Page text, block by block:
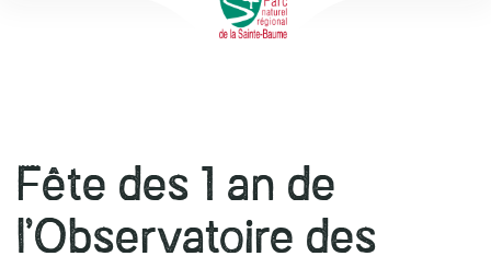
Fête des 1 an de
l’Observatoire des